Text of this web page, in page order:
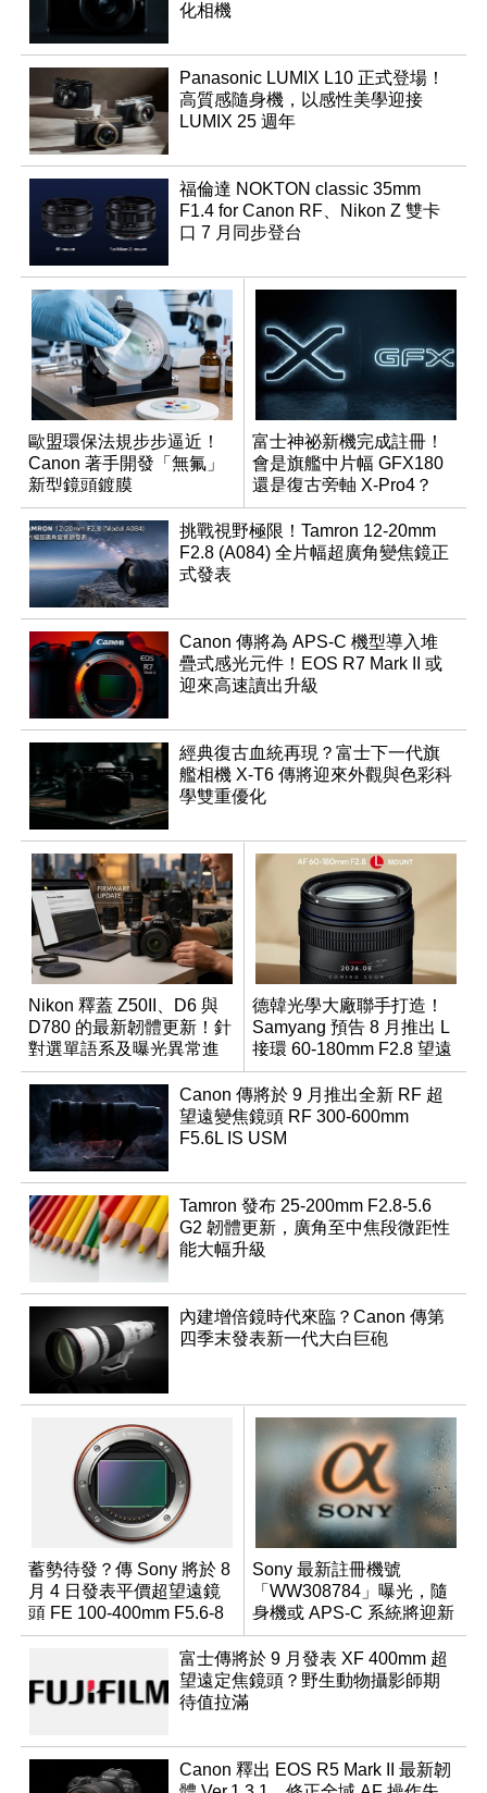
化相機
Panasonic LUMIX L10 正式登場！
高質感隨身機，以感性美學迎接
LUMIX 25 週年
福倫達 NOKTON classic 35mm
F1.4 for Canon RF、Nikon Z 雙卡
口 7 月同步登台
歐盟環保法規步步逼近！
Canon 著手開發「無氟」
新型鏡頭鍍膜
富士神祕新機完成註冊！
會是旗艦中片幅 GFX180
還是復古旁軸 X-Pro4？
挑戰視野極限！Tamron 12-20mm
F2.8 (A084) 全片幅超廣角變焦鏡正
式發表
Canon 傳將為 APS-C 機型導入堆
疊式感光元件！EOS R7 Mark II 或
迎來高速讀出升級
經典復古血統再現？富士下一代旗
艦相機 X-T6 傳將迎來外觀與色彩科
學雙重優化
Nikon 釋蓋 Z50II、D6 與
D780 的最新韌體更新！針
對選單語系及曝光異常進
行修復
德韓光學大廠聯手打造！
Samyang 預告 8 月推出 L
接環 60-180mm F2.8 望遠
變焦鏡
Canon 傳將於 9 月推出全新 RF 超
望遠變焦鏡頭 RF 300-600mm
F5.6L IS USM
Tamron 發布 25-200mm F2.8-5.6
G2 韌體更新，廣角至中焦段微距性
能大幅升級
內建增倍鏡時代來臨？Canon 傳第
四季末發表新一代大白巨砲
蓄勢待發？傳 Sony 將於 8
月 4 日發表平價超望遠鏡
頭 FE 100-400mm F5.6-8
Sony 最新註冊機號
「WW308784」曝光，隨
身機或 APS-C 系統將迎新
成員？
富士傳將於 9 月發表 XF 400mm 超
望遠定焦鏡頭？野生動物攝影師期
待值拉滿
Canon 釋出 EOS R5 Mark II 最新韌